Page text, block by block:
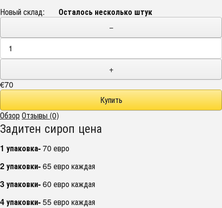
Новый склад:
Осталось несколько штук
−
+
€70
ОбзорОтзывы (0)
Задитен сироп цена
1 упаковка-70 евро
2 упаковки-65 евро каждая
3 упаковки-60 евро каждая
4 упаковки-55 евро каждая